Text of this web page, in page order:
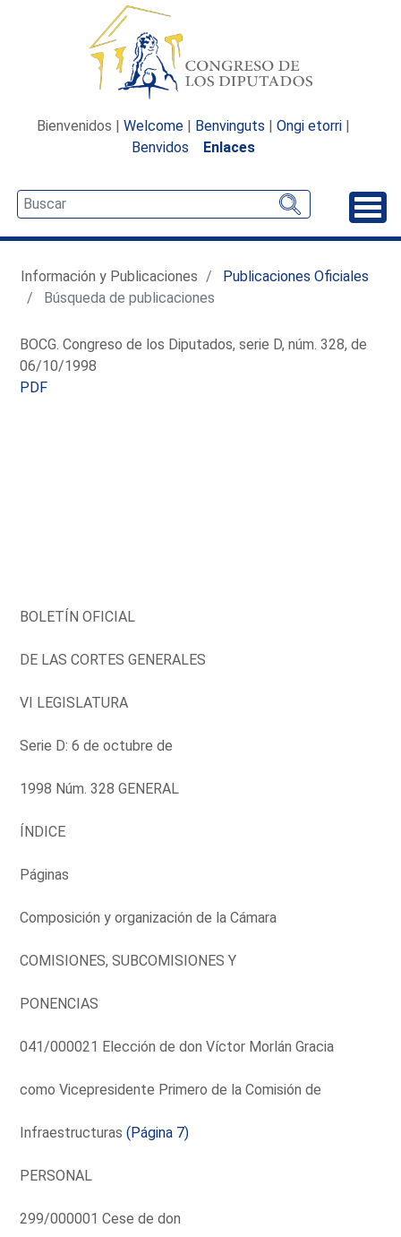
Bienvenidos | Welcome | Benvinguts | Ongi etorri |
Benvidos
Enlaces
Información y Publicaciones
Publicaciones Oficiales
Búsqueda de publicaciones
BOCG. Congreso de los Diputados, serie D, núm. 328, de
06/10/1998
PDF
BOLETÍN OFICIAL
DE LAS CORTES GENERALES
VI LEGISLATURA
Serie D: 6 de octubre de
1998 Núm. 328 GENERAL
ÍNDICE
Páginas
Composición y organización de la Cámara
COMISIONES, SUBCOMISIONES Y
PONENCIAS
041/000021 Elección de don Víctor Morlán Gracia
como Vicepresidente Primero de la Comisión de
Infraestructuras(Página 7)
PERSONAL
299/000001 Cese de don